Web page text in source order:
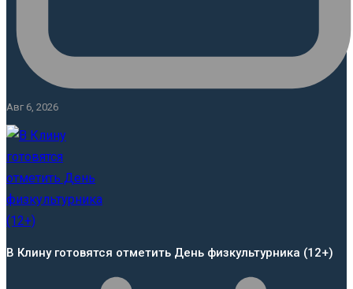
Авг 6, 2026
В Клину готовятся отметить День физкультурника (12+)